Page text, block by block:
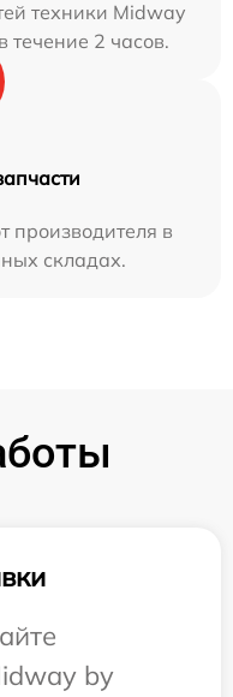
техники Midway
течение 2 часов.
производителя в
складах.
by